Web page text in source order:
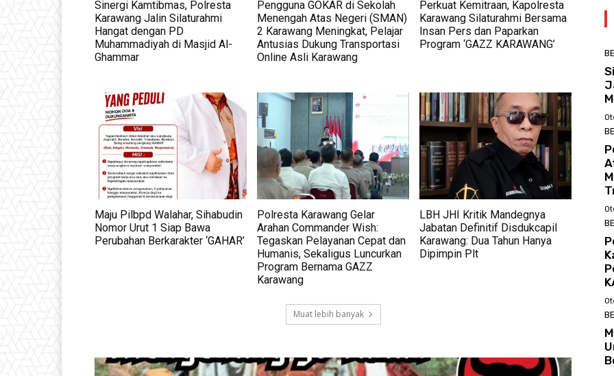
Sinergi Kamtibmas, Polresta
Karawang Jalin Silaturahmi
Hangat dengan PD
Muhammadiyah di Masjid Al-
Ghammar
Pengguna GOKAR di Sekolah
Menengah Atas Negeri (SMAN)
2 Karawang Meningkat, Pelajar
Antusias Dukung Transportasi
Online Asli Karawang
Perkuat Kemitraan, Kapolresta
Karawang Silaturahmi Bersama
Insan Pers dan Paparkan
Program ‘GAZZ KARAWANG’
Maju Pilbpd Walahar, Sihabudin
Nomor Urut 1 Siap Bawa
Perubahan Berkarakter ‘GAHAR’
Polresta Karawang Gelar
Arahan Commander Wish:
Tegaskan Pelayanan Cepat dan
Humanis, Sekaligus Luncurkan
Program Bernama GAZZ
Karawang
LBH JHI Kritik Mandegnya
Jabatan Definitif Disdukcapil
Karawang: Dua Tahun Hanya
Dipimpin Plt
Muat lebih banyak